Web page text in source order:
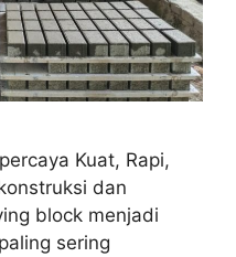
Kuat, Rapi,
dan
block menjadi
sering